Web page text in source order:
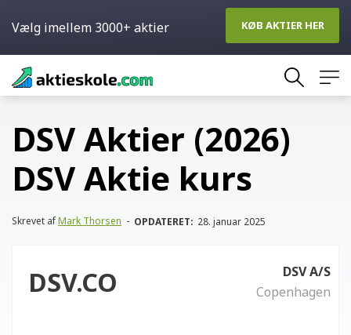
Skip
to
DSV Aktier (2026)
DSV Aktie kurs
Skrevet afMark Thorsen - OPDATERET: 28. januar 2025
DSV.CO
DSV A/S
Copenhagen
Vælg imellem 3000+ aktier KØB AKTIER HER